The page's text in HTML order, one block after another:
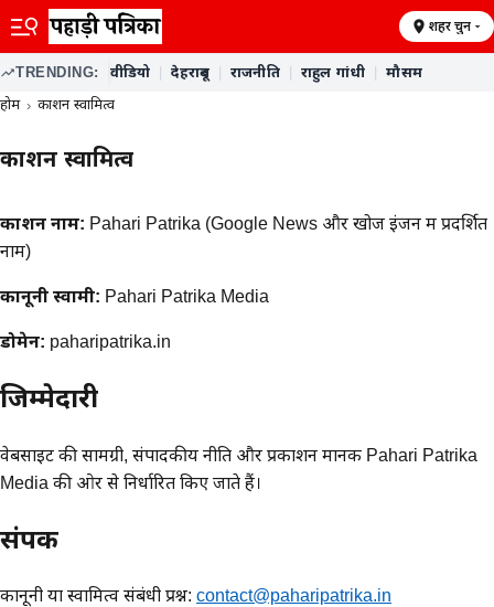
शहर चुनें
TRENDING: वीडियो देहरादून राजनीति राहुल गांधी
मौसम
होम
प्रकाशन स्वामित्व
प्रकाशन स्वामित्व
प्रकाशन नाम: Pahari Patrika (Google News और खोज इंजन में प्रदर्शित
नाम)
कानूनी स्वामी: Pahari Patrika Media
डोमेन: paharipatrika.in
जिम्मेदारी
वेबसाइट की सामग्री, संपादकीय नीति और प्रकाशन मानक Pahari Patrika
Media की ओर से निर्धारित किए जाते हैं।
संपर्क
कानूनी या स्वामित्व संबंधी प्रश्न: contact@paharipatrika.in